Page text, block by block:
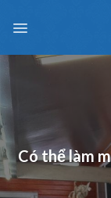
đến
dung
Có thể làm